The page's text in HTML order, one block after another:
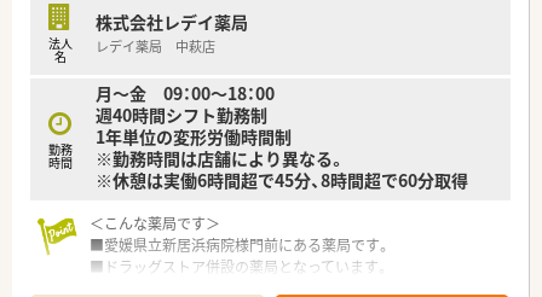
法人
名
株式会社レデイ薬局
レデイ薬局 中萩店
勤務
時間
月～金 09：00～18：00
週40時間シフト勤務制
1年単位の変形労働時間制
※勤務時間は店舗により異なる。
※休憩は実働6時間超で45分、8時間超で60分取得
＜こんな薬局です＞
■愛媛県立新居浜病院様門前にある薬局です。
■ドラッグストア併設の薬局となっています。